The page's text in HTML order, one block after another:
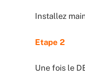
Installez
Etape 2
Une fois le